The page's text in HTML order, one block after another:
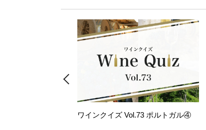
ワインクイズ Vol.73 ポルトガル④